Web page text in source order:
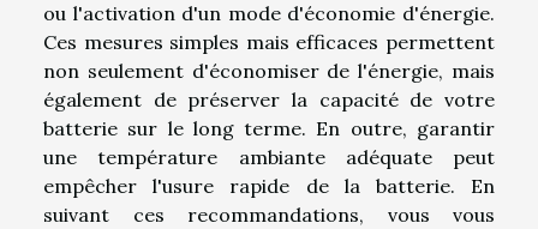
ou l'activation d'un mode d'économie d'énergie.
Ces mesures simples mais efficaces permettent
non seulement d'économiser de l'énergie, mais
également de préserver la capacité de votre
batterie sur le long terme. En outre, garantir
une température ambiante adéquate peut
empêcher l'usure rapide de la batterie. En
suivant ces recommandations, vous vous